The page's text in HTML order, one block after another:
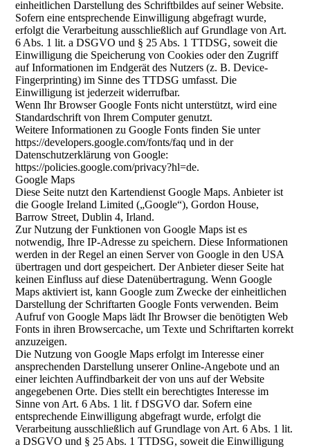
einheitlichen Darstellung des Schriftbildes auf seiner Website.
Sofern eine entsprechende Einwilligung abgefragt wurde,
erfolgt die Verarbeitung ausschließlich auf Grundlage von Art.
6 Abs. 1 lit. a DSGVO und § 25 Abs. 1 TTDSG, soweit die
Einwilligung die Speicherung von Cookies oder den Zugriff
auf Informationen im Endgerät des Nutzers (z. B. Device-
Fingerprinting) im Sinne des TTDSG umfasst. Die
Einwilligung ist jederzeit widerrufbar.
Wenn Ihr Browser Google Fonts nicht unterstützt, wird eine
Standardschrift von Ihrem Computer genutzt.
Weitere Informationen zu Google Fonts finden Sie unter
https://developers.google.com/fonts/faq und in der
Datenschutzerklärung von Google:
https://policies.google.com/privacy?hl=de.
Google Maps
Diese Seite nutzt den Kartendienst Google Maps. Anbieter ist
die Google Ireland Limited („Google“), Gordon House,
Barrow Street, Dublin 4, Irland.
Zur Nutzung der Funktionen von Google Maps ist es
notwendig, Ihre IP-Adresse zu speichern. Diese Informationen
werden in der Regel an einen Server von Google in den USA
übertragen und dort gespeichert. Der Anbieter dieser Seite hat
keinen Einfluss auf diese Datenübertragung. Wenn Google
Maps aktiviert ist, kann Google zum Zwecke der einheitlichen
Darstellung der Schriftarten Google Fonts verwenden. Beim
Aufruf von Google Maps lädt Ihr Browser die benötigten Web
Fonts in ihren Browsercache, um Texte und Schriftarten korrekt
anzuzeigen.
Die Nutzung von Google Maps erfolgt im Interesse einer
ansprechenden Darstellung unserer Online-Angebote und an
einer leichten Auffindbarkeit der von uns auf der Website
angegebenen Orte. Dies stellt ein berechtigtes Interesse im
Sinne von Art. 6 Abs. 1 lit. f DSGVO dar. Sofern eine
entsprechende Einwilligung abgefragt wurde, erfolgt die
Verarbeitung ausschließlich auf Grundlage von Art. 6 Abs. 1 lit.
a DSGVO und § 25 Abs. 1 TTDSG, soweit die Einwilligung